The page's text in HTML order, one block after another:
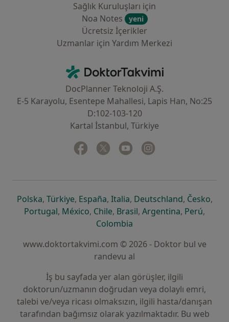
Sağlık Kuruluşları için
Noa Notes
yeni
Ücretsiz İçerikler
Uzmanlar için Yardım Merkezi
DoktorTakvimi - Ana Sayfa
DocPlanner Teknoloji A.Ş.
E-5 Karayolu, Esentepe Mahallesi, Lapis Han, No:25
D:102-103-120
Kartal İstanbul, Türkiye
Facebook
yeni bir sekmede açılır
Twitter
yeni bir sekmede açılır
Youtube
yeni bir sekmede açılır
Polskayeni bir sekmede açılır
, Türkiyeyeni bir sekmede açılır
, Españayeni bir sekmede açılır
, Italiayeni bir sekmede açılır
, Deutschlandyeni bir
, Českoyeni
,
Portugalyeni bir sekmede açılır
, Méxicoyeni bir sekmede açılır
, Chileyeni bir sekmede açılır
, Brasilyeni bir sekmede açılır
, Argentinayeni bir
, Perúyeni
,
Colombia
www.doktortakvimi.com © 2026 - Doktor bul ve
randevu al
İş bu sayfada yer alan görüşler, ilgili
doktorun/uzmanın doğrudan veya dolaylı emri,
talebi ve/veya ricası olmaksızın, ilgili hasta/danışan
tarafından bağımsız olarak yazılmaktadır. Bu web